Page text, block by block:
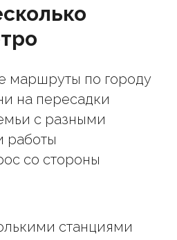
маршруты по городу
на пересадки
с разными
работы
со стороны
станциями